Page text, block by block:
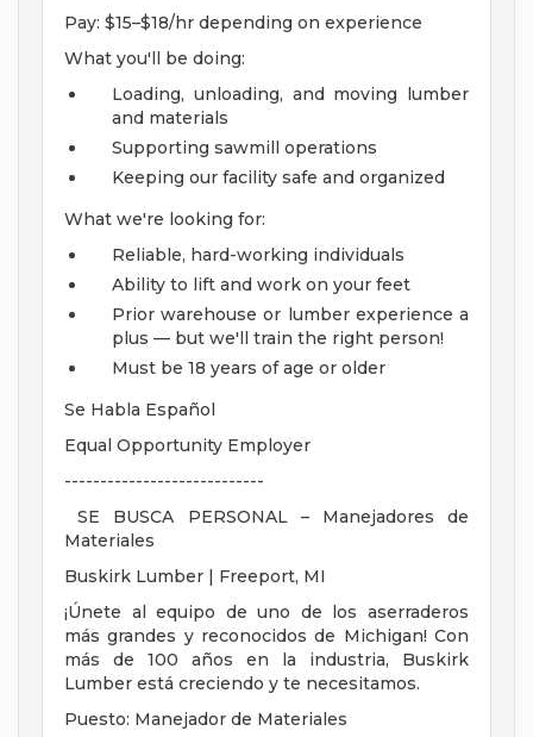
Pay: $15–$18/hr depending on experience
What you'll be doing:
Loading, unloading, and moving lumber
and materials
Supporting sawmill operations
Keeping our facility safe and organized
What we're looking for:
Reliable, hard-working individuals
Ability to lift and work on your feet
Prior warehouse or lumber experience a
plus — but we'll train the right person!
Must be 18 years of age or older
Se Habla Español
Equal Opportunity Employer
----------------------------
SE BUSCA PERSONAL – Manejadores de
Materiales
Buskirk Lumber | Freeport, MI
¡Únete al equipo de uno de los aserraderos
más grandes y reconocidos de Michigan! Con
más de 100 años en la industria, Buskirk
Lumber está creciendo y te necesitamos.
Puesto: Manejador de Materiales